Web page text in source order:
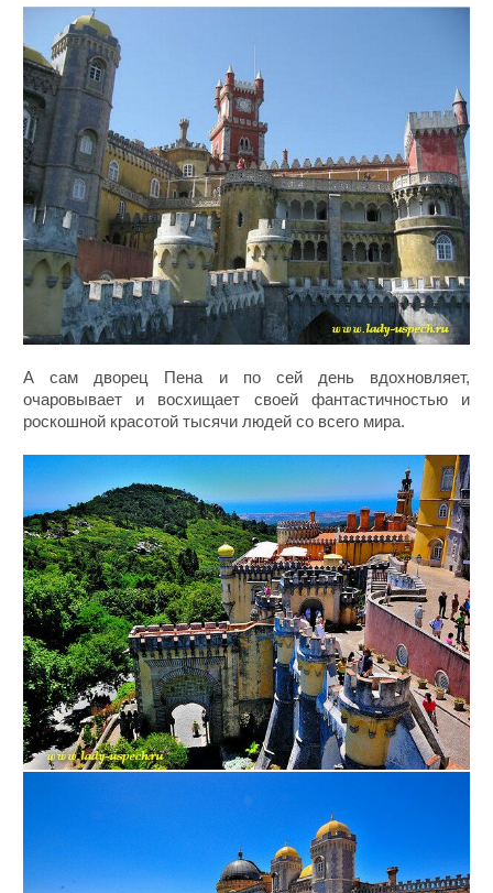
А сам дворец Пена и по сей день вдохновляет,
очаровывает и восхищает своей фантастичностью и
роскошной красотой тысячи людей со всего мира.